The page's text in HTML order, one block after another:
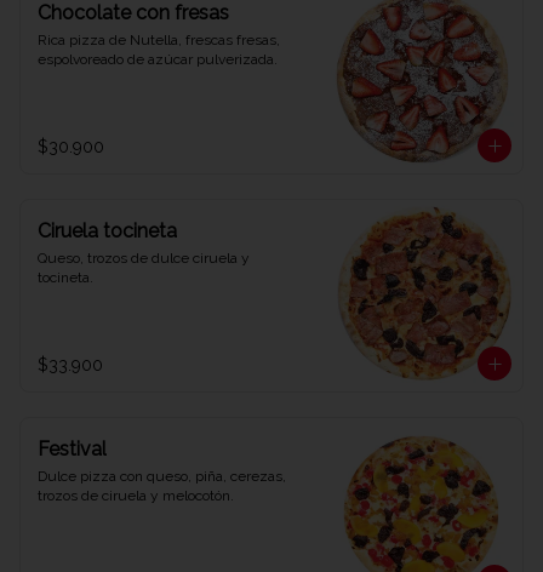
Chocolate con fresas
Rica pizza de Nutella, frescas fresas,
espolvoreado de azúcar pulverizada.
$30.900
Ciruela tocineta
Queso, trozos de dulce ciruela y
tocineta.
$33.900
Festival
Dulce pizza con queso, piña, cerezas,
trozos de ciruela y melocotón.